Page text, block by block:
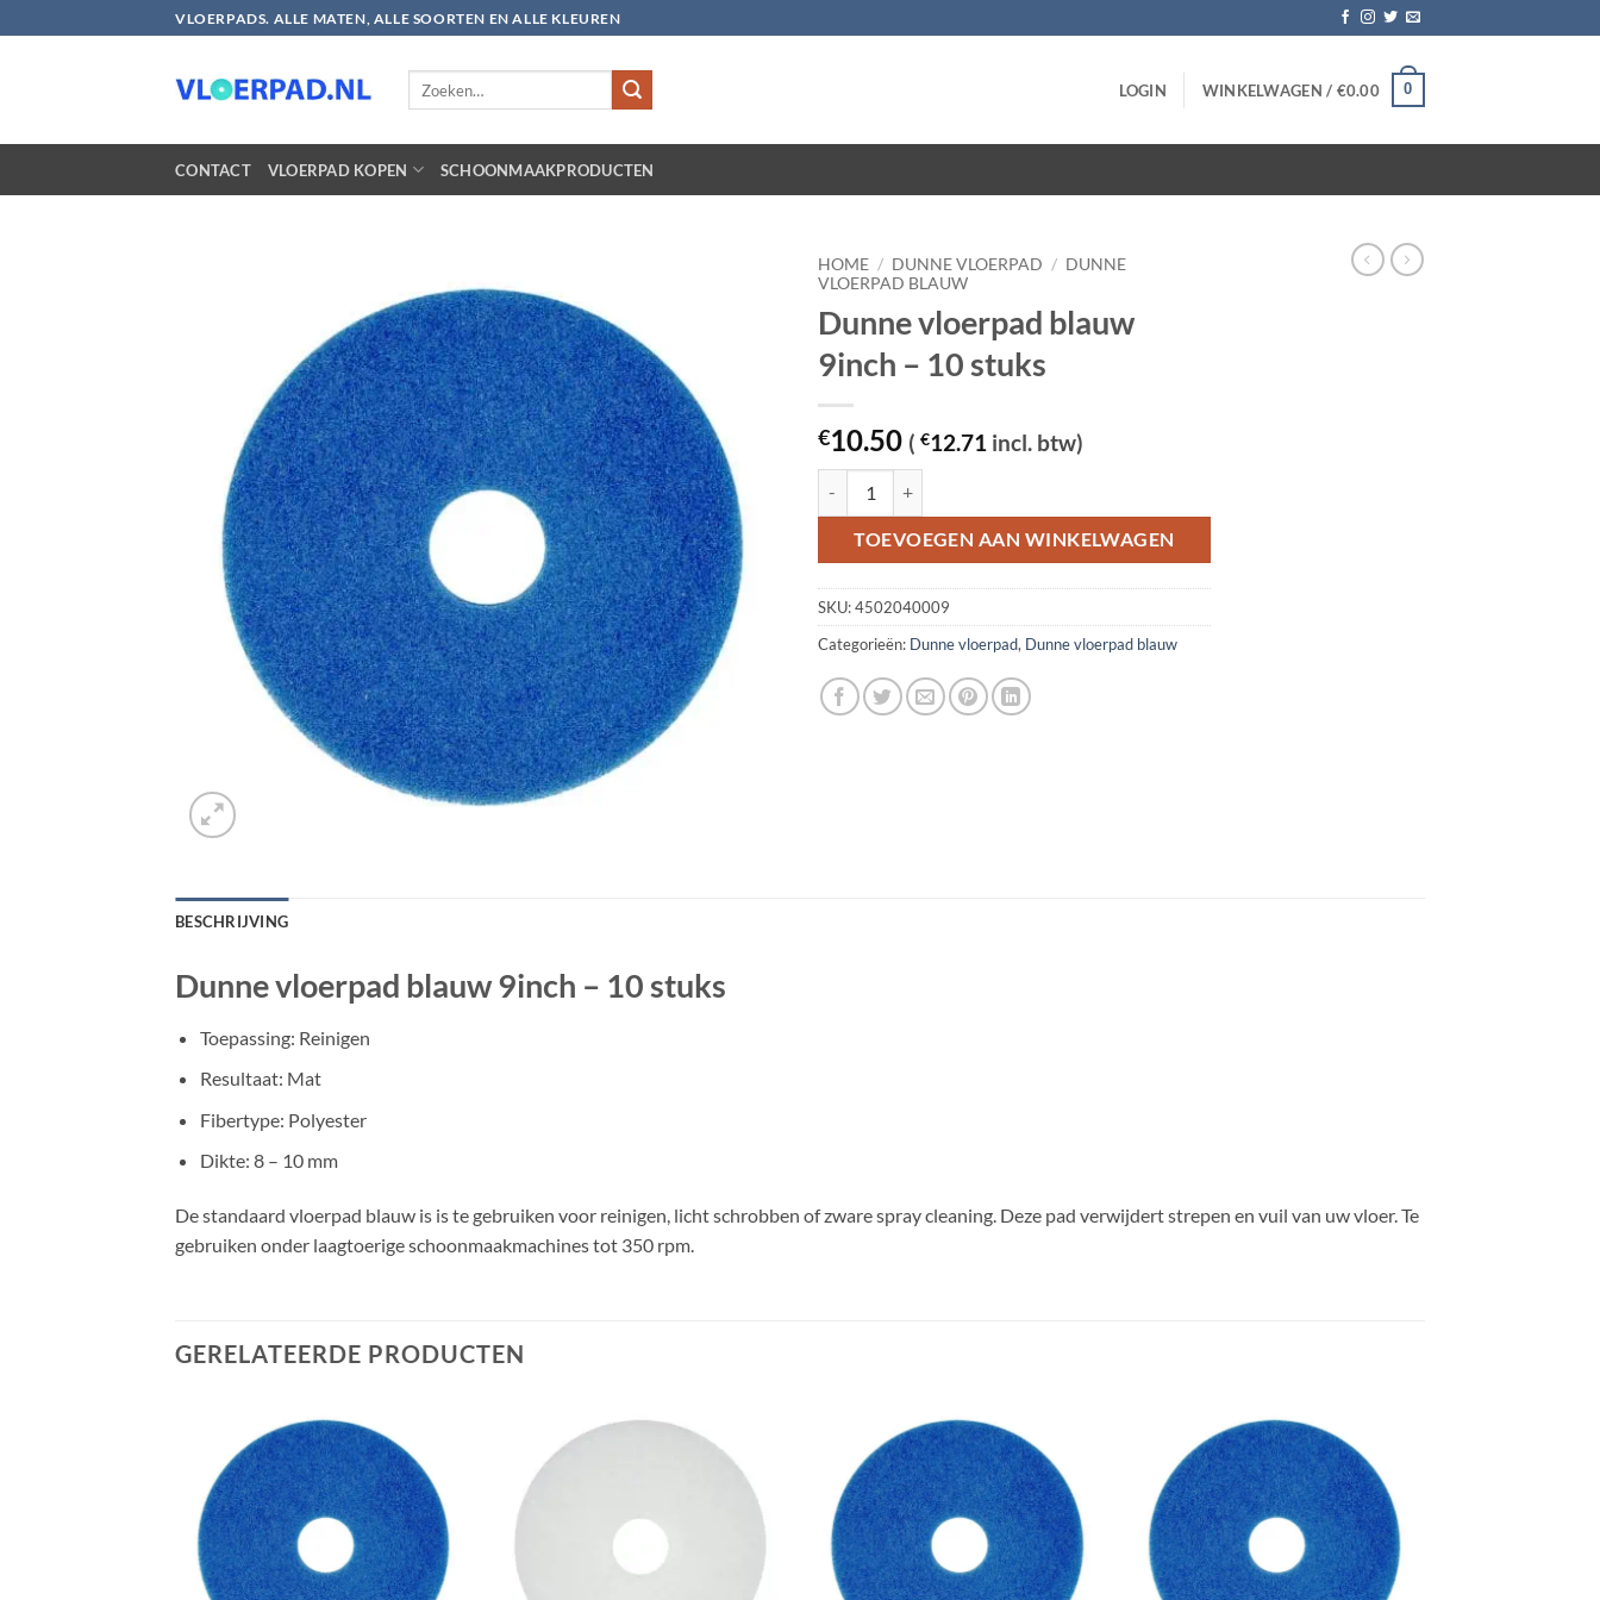
naar
VLOERPADS. ALLE MATEN, ALLE SOORTEN EN ALLE KLEUREN
LOGIN WINKELWAGEN / €0.00 0
CONTACT VLOERPAD KOPEN SCHOONMAAKPRODUCTEN
HOME / DUNNE VLOERPAD / DUNNE
VLOERPAD BLAUW
Dunne vloerpad blauw
9inch – 10 stuks
€10.50 ( €12.71 incl. btw)
TOEVOEGEN AAN WINKELWAGEN
SKU:4502040009
Categorieën: Dunne vloerpad, Dunne vloerpad blauw
BESCHRIJVING
Dunne vloerpad blauw 9inch – 10 stuks
Toepassing: Reinigen
Resultaat: Mat
Fibertype: Polyester
Dikte: 8 – 10 mm
De standaard vloerpad blauw is is te gebruiken voor reinigen, licht schrobben of zware spray cleaning. Deze pad verwijdert strepen en vuil van uw vloer. Te
gebruiken onder laagtoerige schoonmaakmachines tot 350 rpm.
GERELATEERDE PRODUCTEN